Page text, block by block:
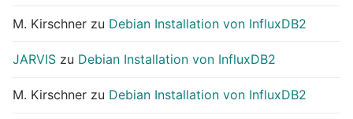
M. Kirschner zu Debian Installation von InfluxDB2
JARVIS zu Debian Installation von InfluxDB2
M. Kirschner zu Debian Installation von InfluxDB2